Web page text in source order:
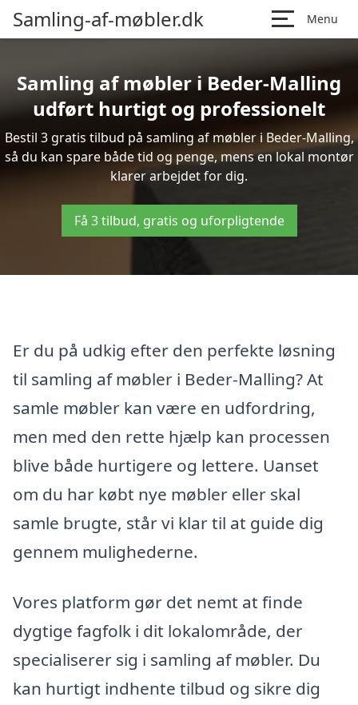
Samling-af-møbler.dk Menu
Samling af møbler i Beder-Malling
udført hurtigt og professionelt
Bestil 3 gratis tilbud på samling af møbler i Beder-Malling,
så du kan spare både tid og penge, mens en lokal montør
klarer arbejdet for dig.
Få 3 tilbud, gratis og uforpligtende
Er du på udkig efter den perfekte løsning
til samling af møbler i Beder-Malling? At
samle møbler kan være en udfordring,
men med den rette hjælp kan processen
blive både hurtigere og lettere. Uanset
om du har købt nye møbler eller skal
samle brugte, står vi klar til at guide dig
gennem mulighederne.
Vores platform gør det nemt at finde
dygtige fagfolk i dit lokalområde, der
specialiserer sig i samling af møbler. Du
kan hurtigt indhente tilbud og sikre dig